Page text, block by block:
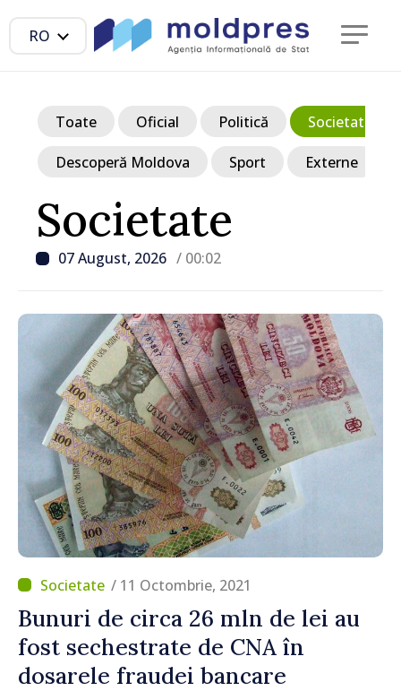
RO
Societate
07 August, 2026 / 00:02
Toate Oficial Politică Societate
Descoperă Moldova Sport Externe
/ 11 Octombrie, 2021
Bunuri de circa 26 mln de lei au
fost sechestrate de CNA în
dosarele fraudei bancare